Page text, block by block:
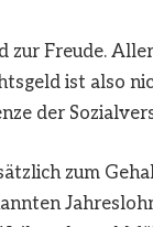
zur Freude.
ist also
der
zum